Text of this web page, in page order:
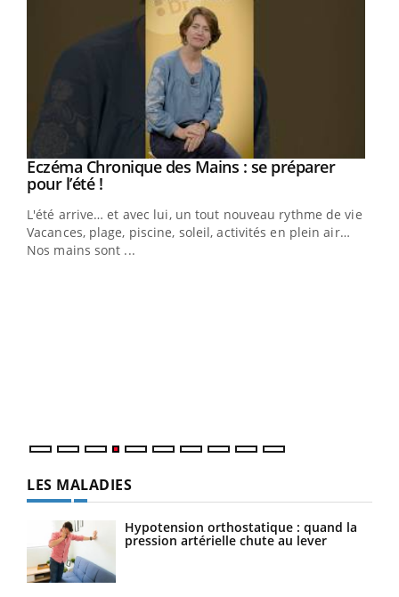
Youtube
Eczéma Chronique des Mains : se préparer
pour l’été !Youtube
L'été arrive… et avec lui, un tout nouveau rythme de vie !
Vacances, plage, piscine, soleil, activités en plein air…
Nos mains sont ...
LES MALADIES
Hypotension orthostatique : quand la
pression artérielle chute au lever